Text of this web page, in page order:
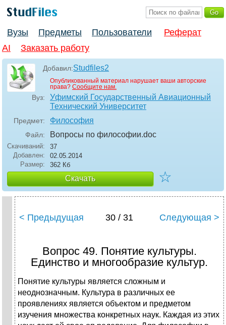
Вузы Предметы Пользователи
Реферат
AI
Заказать работу
Добавил:Studfiles2
Опубликованный материал нарушает ваши авторские
права? Сообщите нам.
Вуз:
Уфимский Государственный Авиационный
Технический Университет
Предмет: Философия
Файл: Вопросы по философии.doc
Скачиваний:
37
Добавлен:
02.05.2014
Размер:
362 Кб
Скачать ☆
< Предыдущая 30 / 31 Следующая >
Вопрос 49. Понятие культуры.
Единство и многообразие культур.
Понятие культуры является сложным и
неоднозначным. Культура в различных ее
проявлениях является объектом и предметом
изучения множества конкретных наук. Каждая из этих